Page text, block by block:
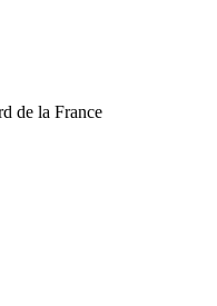
de la France